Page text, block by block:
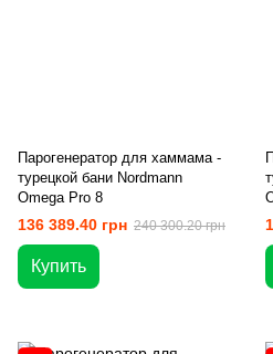
Парогенератор для хаммама -
турецкой бани Nordmann
Omega Pro 8
136 389.40 грн 240 300.20 грн
Купить